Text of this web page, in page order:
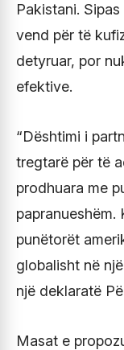
Pakistani.
vend për të
detyruar, por
efektive.
“Dështimi i
tregtarë për të
prodhuara me
papranueshëm.
punëtorët
globalisht në
një deklaratë
Masat e